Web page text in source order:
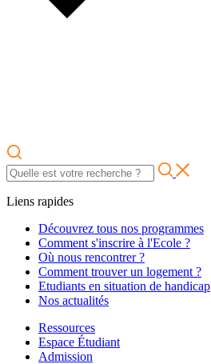
Liens rapides
Découvrez tous nos programmes
Comment s'inscrire à l'Ecole ?
Où nous rencontrer ?
Comment trouver un logement ?
Etudiants en situation de handicap
Nos actualités
Ressources
Espace Étudiant
Admission